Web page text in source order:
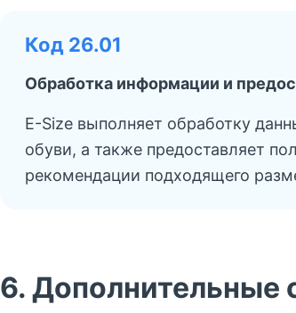
Код 26.01
Обработка информации и
E-Size выполняет обработку
обуви, а также предоставляет
рекомендации подходящего
6. Дополнительные